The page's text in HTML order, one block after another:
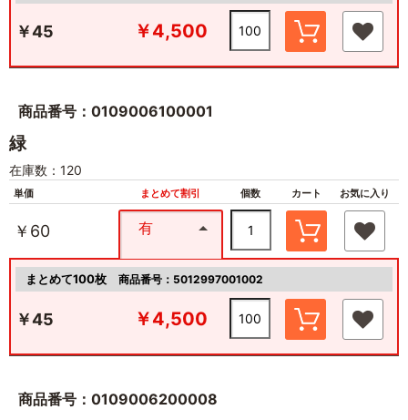
￥45 ￥4,500
商品番号：0109006100001
緑
在庫数：120
単価 まとめて割引 個数 カート お気に入り
￥60 有
まとめて100枚 商品番号：5012997001002
￥45 ￥4,500
商品番号：0109006200008